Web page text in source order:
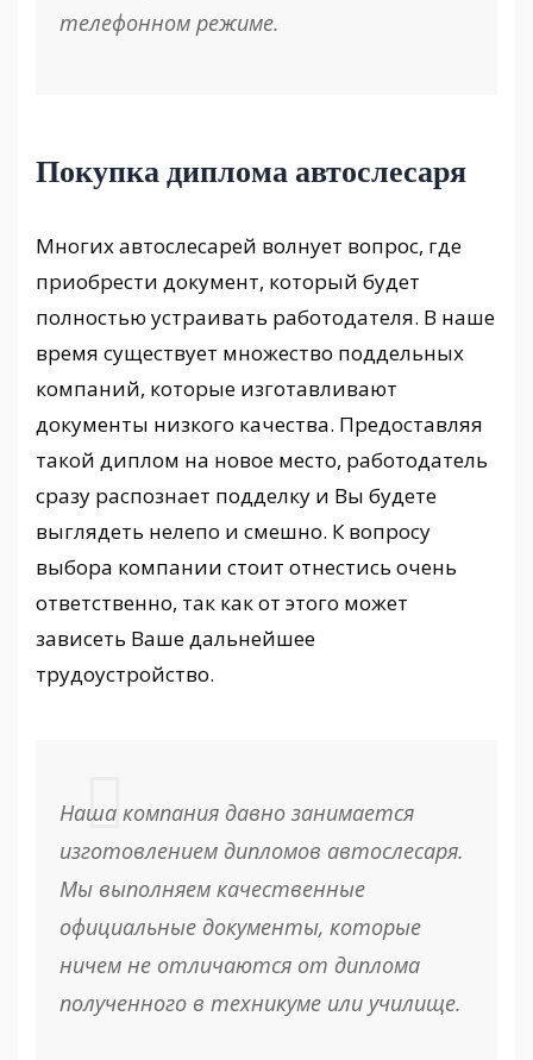
телефонном режиме.
Покупка диплома автослесаря
Многих автослесарей волнует вопрос, где
приобрести документ, который будет
полностью устраивать работодателя. В наше
время существует множество поддельных
компаний, которые изготавливают
документы низкого качества. Предоставляя
такой диплом на новое место, работодатель
сразу распознает подделку и Вы будете
выглядеть нелепо и смешно. К вопросу
выбора компании стоит отнестись очень
ответственно, так как от этого может
зависеть Ваше дальнейшее
трудоустройство.
Наша компания давно занимается
изготовлением дипломов автослесаря.
Мы выполняем качественные
официальные документы, которые
ничем не отличаются от диплома
полученного в техникуме или училище.